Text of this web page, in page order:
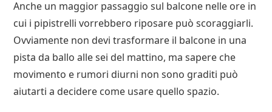
Anche un maggior passaggio sul balcone nelle ore in
cui i pipistrelli vorrebbero riposare può scoraggiarli.
Ovviamente non devi trasformare il balcone in una
pista da ballo alle sei del mattino, ma sapere che
movimento e rumori diurni non sono graditi può
aiutarti a decidere come usare quello spazio.